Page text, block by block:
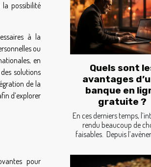
possibilité
à la
ou
en
solutions
de la
d’explorer
pour
Quels sont
avantages
banque en
gratuite ?
En ces derniers temps,
rendu beaucoup de
faisables. Depuis